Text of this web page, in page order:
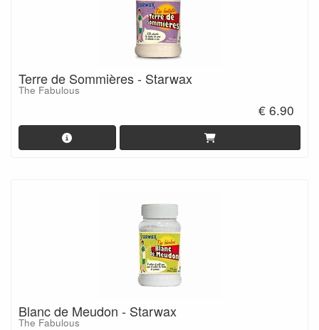
Terre de Sommières - Starwax
The Fabulous
€ 6.90
Blanc de Meudon - Starwax
The Fabulous